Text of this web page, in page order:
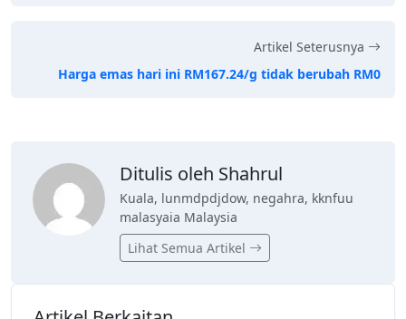
Artikel Seterusnya
Harga emas hari ini RM167.24/g tidak berubah RM0
Ditulis oleh Shahrul
Kuala, lunmdpdjdow, negahra, kknfuu
malasyaia Malaysia
Lihat Semua Artikel